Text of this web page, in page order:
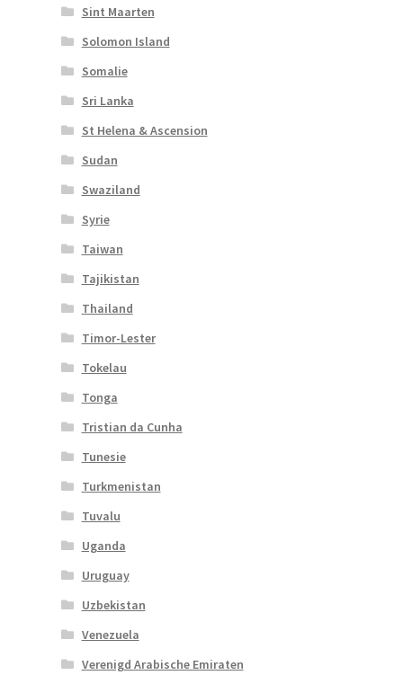
Sint Maarten
Solomon Island
Somalie
Sri Lanka
St Helena & Ascension
Sudan
Swaziland
Syrie
Taiwan
Tajikistan
Thailand
Timor-Lester
Tokelau
Tonga
Tristian da Cunha
Tunesie
Turkmenistan
Tuvalu
Uganda
Uruguay
Uzbekistan
Venezuela
Verenigd Arabische Emiraten